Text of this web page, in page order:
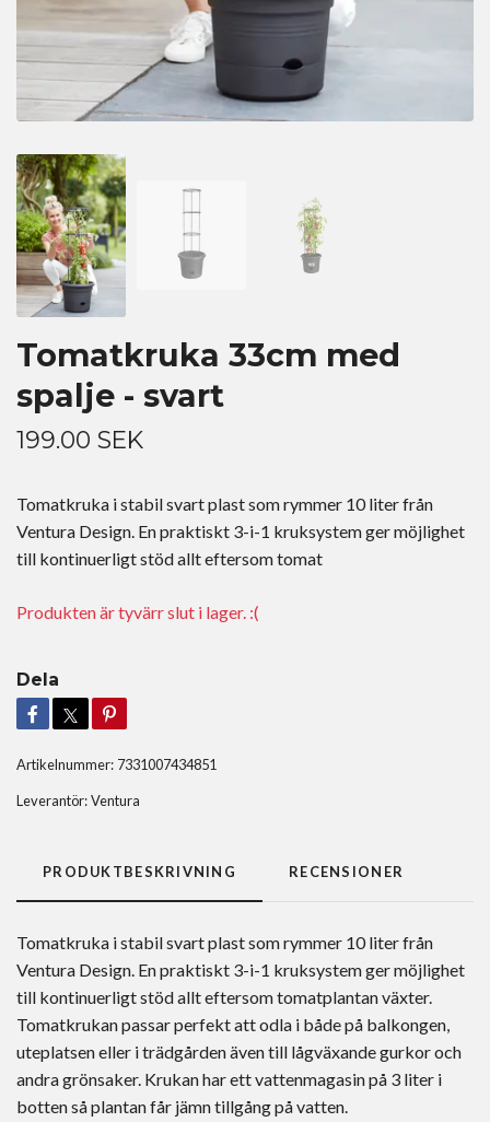
Tomatkruka 33cm med
spalje - svart
199.00 SEK
Tomatkruka i stabil svart plast som rymmer 10 liter från
Ventura Design. En praktiskt 3-i-1 kruksystem ger möjlighet
till kontinuerligt stöd allt eftersom tomat
Produkten är tyvärr slut i lager. :(
Dela
Artikelnummer: 7331007434851
Leverantör:Ventura
PRODUKTBESKRIVNING RECENSIONER
Tomatkruka i stabil svart plast som rymmer 10 liter från
Ventura Design. En praktiskt 3-i-1 kruksystem ger möjlighet
till kontinuerligt stöd allt eftersom tomatplantan växter.
Tomatkrukan passar perfekt att odla i både på balkongen,
uteplatsen eller i trädgården även till lågväxande gurkor och
andra grönsaker. Krukan har ett vattenmagasin på 3 liter i
botten så plantan får jämn tillgång på vatten.